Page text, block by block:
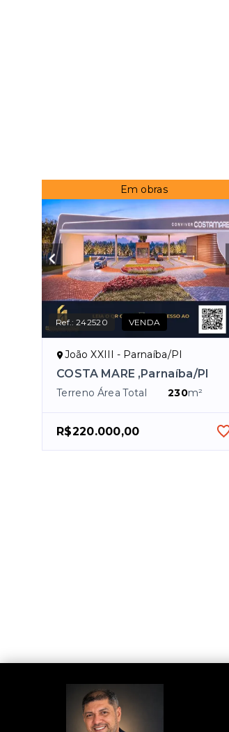
Em obras
Ref.:242520 VENDA
João XXIII - Parnaíba/PI
COSTA MARE ,Parnaíba/PI
Terreno Área Total 230m²
R$220.000,00